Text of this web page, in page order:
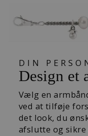
DIN
Design et
Vælg en
ved at tilføje
det look, du
afslutte og